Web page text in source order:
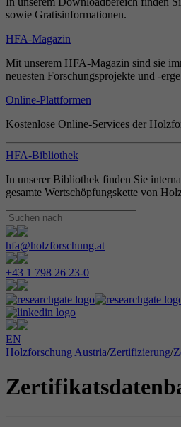
sowie Gratisinformationen.
HFA-Magazin
Mit unserem HFA-Magazin sind sie
neuesten Forschungsprojekte und -
Online-Plattformen
Kostenlose Online-Services der
HFA-Bibliothek
In unserer Bibliothek finden Sie
gesamte Wertschöpfungskette von
hfa@holzforschung.at
+43 1 798 26 23-0
EN
Holzforschung Austria/Zertifizierung/